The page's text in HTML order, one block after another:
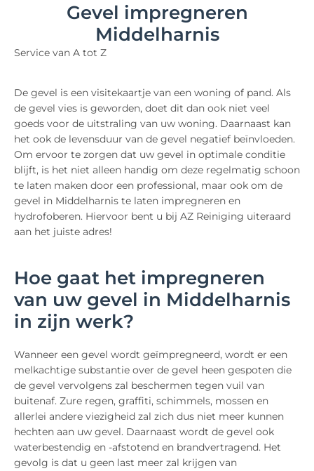
Gevel impregneren
Middelharnis
Service van A tot Z
De gevel is een visitekaartje van een woning of pand. Als
de gevel vies is geworden, doet dit dan ook niet veel
goeds voor de uitstraling van uw woning. Daarnaast kan
het ook de levensduur van de gevel negatief beïnvloeden.
Om ervoor te zorgen dat uw gevel in optimale conditie
blijft, is het niet alleen handig om deze regelmatig schoon
te laten maken door een professional, maar ook om de
gevel in Middelharnis te laten impregneren en
hydrofoberen. Hiervoor bent u bij AZ Reiniging uiteraard
aan het juiste adres!
Hoe gaat het impregneren
van uw gevel in Middelharnis
in zijn werk?
Wanneer een gevel wordt geïmpregneerd, wordt er een
melkachtige substantie over de gevel heen gespoten die
de gevel vervolgens zal beschermen tegen vuil van
buitenaf. Zure regen, graffiti, schimmels, mossen en
allerlei andere viezigheid zal zich dus niet meer kunnen
hechten aan uw gevel. Daarnaast wordt de gevel ook
waterbestendig en -afstotend en brandvertragend. Het
gevolg is dat u geen last meer zal krijgen van